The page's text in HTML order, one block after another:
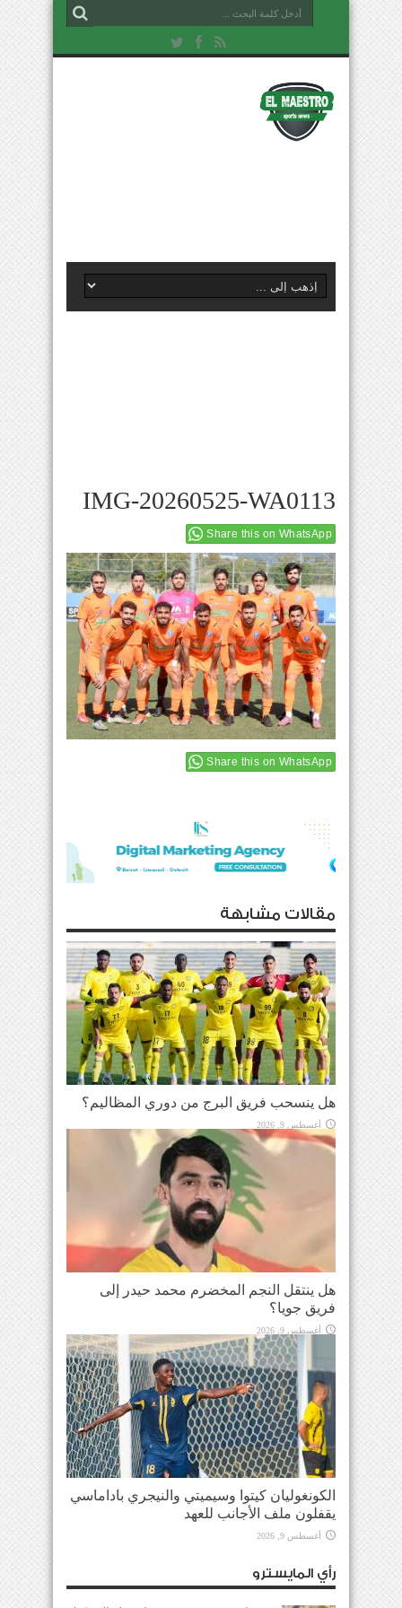
IMG-20260525-WA0113
Share this on WhatsApp
Share this on WhatsApp
مقالات مشابهة
هل ينسحب فريق البرج من دوري المظاليم؟
أغسطس 9, 2026
هل ينتقل النجم المخضرم محمد حيدر إلى
فريق جويا؟
أغسطس 9, 2026
الكونغوليان كيتوا وسيميتي والنيجري باداماسي
يقفلون ملف الأجانب للعهد
أغسطس 9, 2026
رأي المايسترو